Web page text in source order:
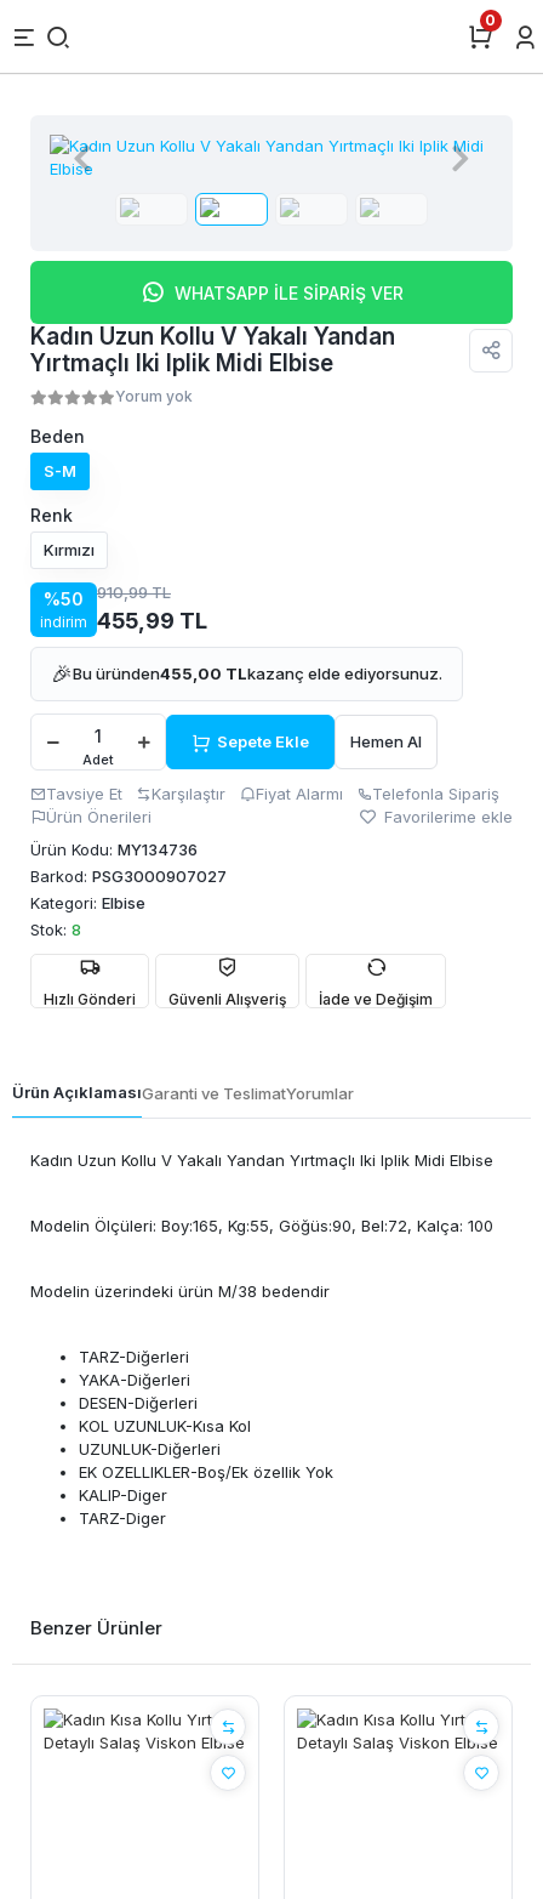
0
WHATSAPP İLE SİPARİŞ VER
Kadın Uzun Kollu V Yakalı Yandan
Yırtmaçlı Iki Iplik Midi Elbise
Yorum yok
Beden
S-M
Renk
Kırmızı
%50
indirim
910,99 TL
455,99 TL
🎉Bu üründen455,00 TLkazanç elde ediyorsunuz.
Adet
Sepete Ekle Hemen Al
Tavsiye Et Karşılaştır Fiyat Alarmı
Telefonla Sipariş
Ürün Önerileri
Favorilerime ekle
Ürün Kodu: MY134736
Barkod: PSG3000907027
Kategori: Elbise
Stok: 8
Hızlı Gönderi Güvenli Alışveriş İade ve Değişim
Ürün AçıklamasıGaranti ve TeslimatYorumlar
Kadın Uzun Kollu V Yakalı Yandan Yırtmaçlı Iki Iplik Midi Elbise
Modelin Ölçüleri: Boy:165, Kg:55, Göğüs:90, Bel:72, Kalça: 100
Modelin üzerindeki ürün M/38 bedendir
TARZ-Diğerleri
YAKA-Diğerleri
DESEN-Diğerleri
KOL UZUNLUK-Kısa Kol
UZUNLUK-Diğerleri
EK OZELLIKLER-Boş/Ek özellik Yok
KALIP-Diger
TARZ-Diger
Benzer Ürünler